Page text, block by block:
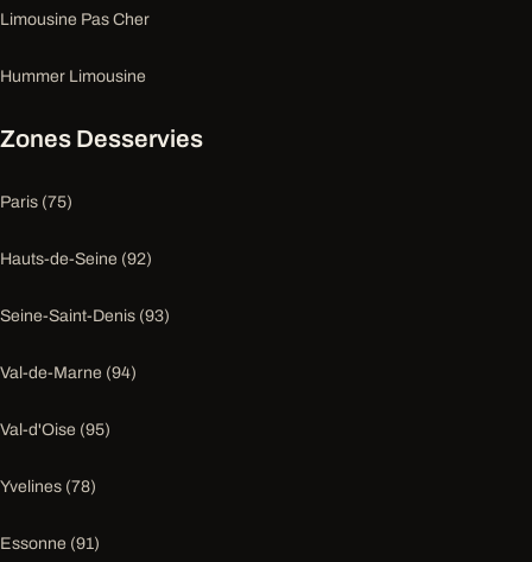
Limousine Pas Cher
Hummer Limousine
Zones Desservies
Paris (75)
Hauts-de-Seine (92)
Seine-Saint-Denis (93)
Val-de-Marne (94)
Val-d'Oise (95)
Yvelines (78)
Essonne (91)